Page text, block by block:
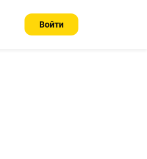
Войти